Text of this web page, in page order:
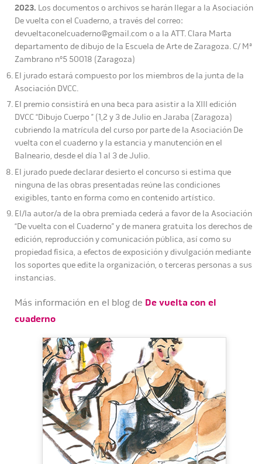
2023. Los documentos o archivos se harán llegar a la Asociación
De vuelta con el Cuaderno, a través del correo:
devueltaconelcuaderno@gmail.com o a la ATT. Clara Marta
departamento de dibujo de la Escuela de Arte de Zaragoza. C/ Mª
Zambrano nº5 50018 (Zaragoza)
El jurado estará compuesto por los miembros de la junta de la
Asociación DVCC.
El premio consistirá en una beca para asistir a la XIII edición
DVCC “Dibujo Cuerpo ” (1,2 y 3 de Julio en Jaraba (Zaragoza)
cubriendo la matrícula del curso por parte de la Asociación De
vuelta con el cuaderno y la estancia y manutención en el
Balneario, desde el día 1 al 3 de Julio.
El jurado puede declarar desierto el concurso si estima que
ninguna de las obras presentadas reúne las condiciones
exigibles, tanto en forma como en contenido artístico.
El/la autor/a de la obra premiada cederá a favor de la Asociación
“De vuelta con el Cuaderno” y de manera gratuita los derechos de
edición, reproducción y comunicación pública, así como su
propiedad física, a efectos de exposición y divulgación mediante
los soportes que edite la organización, o terceras personas a sus
instancias.
Más información en el blog de De vuelta con el
cuaderno